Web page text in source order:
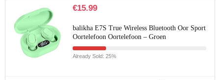
€15.99
balikha E7S True Wireless Bluetooth Oor Sport
Oortelefoon Oortelefoon – Groen
Already Sold: 25%